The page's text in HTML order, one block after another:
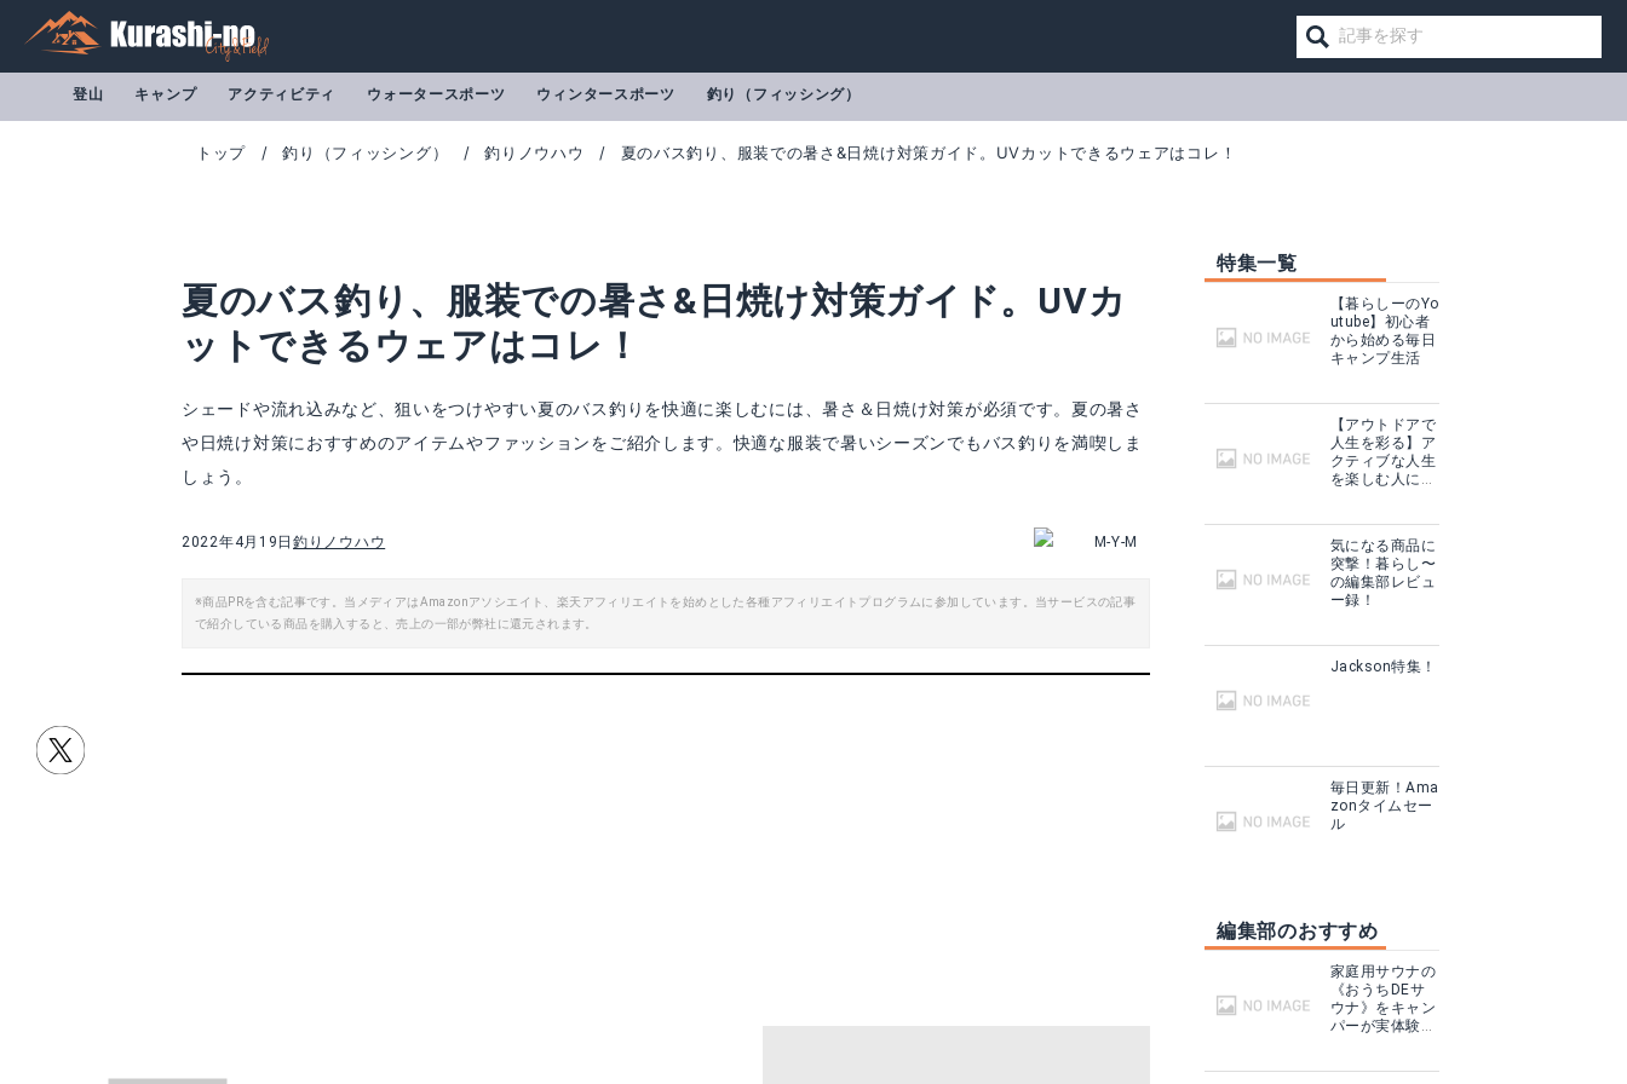
登山 キャンプ アクティビティ ウォータースポーツ ウィンタースポーツ 釣り（フィッシング）
トップ 釣り（フィッシング） 釣りノウハウ 夏のバス釣り、服装での暑さ&日焼け対策ガイド。UVカットできるウェアはコレ！
夏のバス釣り、服装での暑さ&日焼け対策ガイド。UVカ
ットできるウェアはコレ！
シェードや流れ込みなど、狙いをつけやすい夏のバス釣りを快適に楽しむには、暑さ＆日焼け対策が必須です。夏の暑さ
や日焼け対策におすすめのアイテムやファッションをご紹介します。快適な服装で暑いシーズンでもバス釣りを満喫しま
しょう。
2022年4月19日 釣りノウハウ M-Y-M
※商品PRを含む記事です。当メディアはAmazonアソシエイト、楽天アフィリエイトを始めとした各種アフィリエイトプログラムに参加しています。当サービスの記事
で紹介している商品を購入すると、売上の一部が弊社に還元されます。
JACKALL(ジャッカル) ドライTシャツ
Amazonで詳細を見る
Bassdash(バスダッシュ) ネックシェード付きハット
特集一覧
【暮らしーのYo
utube】初心者
から始める毎日
キャンプ生活
【アウトドアで
人生を彩る】ア
クティブな人生
を楽しむ人に話
気になる商品に
突撃！暮らし〜
の編集部レビュ
ー録！
Jackson特集！
毎日更新！Ama
zonタイムセー
ル
編集部のおすすめ
家庭用サウナの
《おうちDEサ
ウナ》をキャン
パーが実体験！